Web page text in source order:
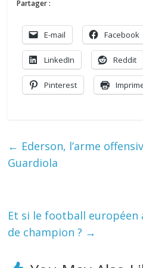
Partager :
E-mail Facebook
LinkedIn Reddit
Pinterest
← Ederson, l’arme
Guardiola
Et si le football européen
de champion ? →